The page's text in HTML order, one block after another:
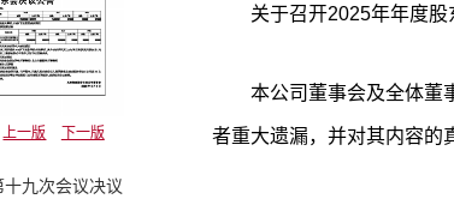
上一版 下一版
九次会议决议
关于召开2025年年度股
本公司董事会及全体董
者重大遗漏，并对其内容的